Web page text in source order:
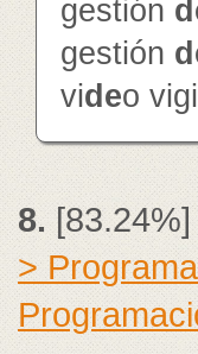
gestión
gestión
video
8.[83.24%]
>